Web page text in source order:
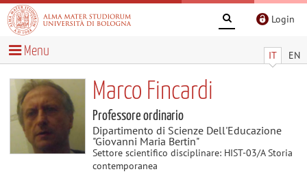
Login
IT EN
Menu
Marco Fincardi
Professore ordinario
Dipartimento di Scienze Dell'Educazione
"Giovanni Maria Bertin"
Settore scientifico disciplinare: HIST-03/A Storia
contemporanea